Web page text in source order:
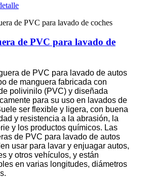
de PVC para lavado de
de PVC para lavado de autos
de manguera fabricada con
polivinilo (PVC) y diseñada
para su uso en lavados de
ser flexible y ligera, con buena
y resistencia a la abrasión, la
y los productos químicos. Las
de PVC para lavado de autos
usar para lavar y enjuagar autos,
y otros vehículos, y están
en varias longitudes, diámetros